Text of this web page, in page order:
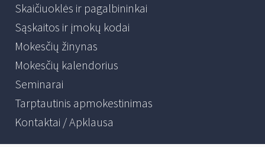
Skaičiuoklės ir pagalbininkai
Sąskaitos ir įmokų kodai
Mokesčių žinynas
Mokesčių kalendorius
Seminarai
Tarptautinis apmokestinimas
Kontaktai / Apklausa